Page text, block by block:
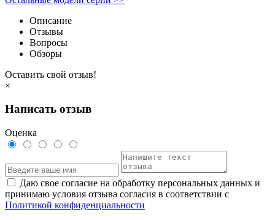
Описание
Отзывы
Вопросы
Обзоры
Оставить свой отзыв!
×
Написать отзыв
Оценка
Даю свое согласие на обработку персональных данных и
принимаю условия отзыва согласия в соответствии с
Политикой конфиденциальности